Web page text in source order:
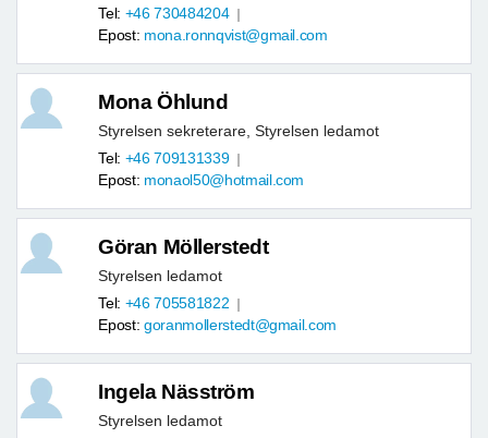
Tel: +46 730484204
Epost: mona.ronnqvist@gmail.com
Mona Öhlund
Styrelsen sekreterare, Styrelsen ledamot
Tel: +46 709131339
Epost: monaol50@hotmail.com
Göran Möllerstedt
Styrelsen ledamot
Tel: +46 705581822
Epost: goranmollerstedt@gmail.com
Ingela Näsström
Styrelsen ledamot